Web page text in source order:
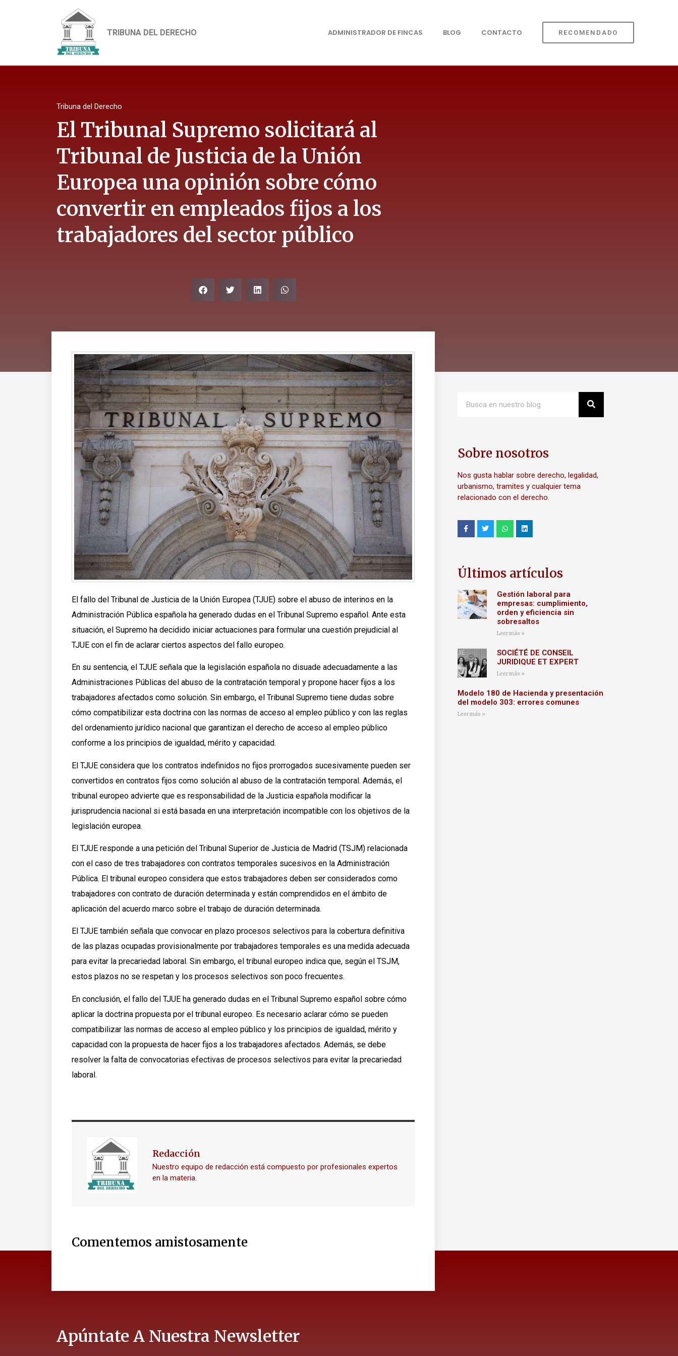
TRIBUNA DEL DERECHO ADMINISTRADOR DE FINCAS BLOG CONTACTO RECOMENDADO
Tribuna del Derecho
El Tribunal Supremo solicitará al
Tribunal de Justicia de la Unión
Europea una opinión sobre cómo
convertir en empleados fijos a los
trabajadores del sector público
El fallo del Tribunal de Justicia de la Unión Europea (TJUE) sobre el abuso de interinos en la
Administración Pública española ha generado dudas en el Tribunal Supremo español. Ante esta
situación, el Supremo ha decidido iniciar actuaciones para formular una cuestión prejudicial al
TJUE con el fin de aclarar ciertos aspectos del fallo europeo.
En su sentencia, el TJUE señala que la legislación española no disuade adecuadamente a las
Administraciones Públicas del abuso de la contratación temporal y propone hacer fijos a los
trabajadores afectados como solución. Sin embargo, el Tribunal Supremo tiene dudas sobre
cómo compatibilizar esta doctrina con las normas de acceso al empleo público y con las reglas
del ordenamiento jurídico nacional que garantizan el derecho de acceso al empleo público
conforme a los principios de igualdad, mérito y capacidad.
El TJUE considera que los contratos indefinidos no fijos prorrogados sucesivamente pueden ser
convertidos en contratos fijos como solución al abuso de la contratación temporal. Además, el
tribunal europeo advierte que es responsabilidad de la Justicia española modificar la
jurisprudencia nacional si está basada en una interpretación incompatible con los objetivos de la
legislación europea.
El TJUE responde a una petición del Tribunal Superior de Justicia de Madrid (TSJM) relacionada
con el caso de tres trabajadores con contratos temporales sucesivos en la Administración
Pública. El tribunal europeo considera que estos trabajadores deben ser considerados como
trabajadores con contrato de duración determinada y están comprendidos en el ámbito de
aplicación del acuerdo marco sobre el trabajo de duración determinada.
El TJUE también señala que convocar en plazo procesos selectivos para la cobertura definitiva
de las plazas ocupadas provisionalmente por trabajadores temporales es una medida adecuada
para evitar la precariedad laboral. Sin embargo, el tribunal europeo indica que, según el TSJM,
estos plazos no se respetan y los procesos selectivos son poco frecuentes.
En conclusión, el fallo del TJUE ha generado dudas en el Tribunal Supremo español sobre cómo
aplicar la doctrina propuesta por el tribunal europeo. Es necesario aclarar cómo se pueden
compatibilizar las normas de acceso al empleo público y los principios de igualdad, mérito y
capacidad con la propuesta de hacer fijos a los trabajadores afectados. Además, se debe
resolver la falta de convocatorias efectivas de procesos selectivos para evitar la precariedad
laboral.
Redacción
Nuestro equipo de redacción está compuesto por profesionales expertos
en la materia.
Comentemos amistosamente
Sobre nosotros
Nos gusta hablar sobre derecho, legalidad,
urbanismo, tramites y cualquier tema
relacionado con el derecho.
Últimos artículos
Gestión laboral para
empresas: cumplimiento,
orden y eficiencia sin
sobresaltos
Leer más »
SOCIÉTÉ DE CONSEIL
JURIDIQUE ET EXPERT
Leer más »
Modelo 180 de Hacienda y presentación
del modelo 303: errores comunes
Leer más »
Apúntate A Nuestra Newsletter